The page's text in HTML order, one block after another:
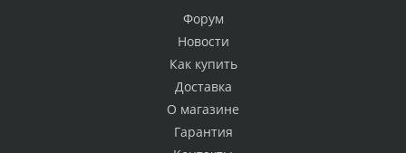
Форум
Новости
Как купить
Доставка
О магазине
Гарантия